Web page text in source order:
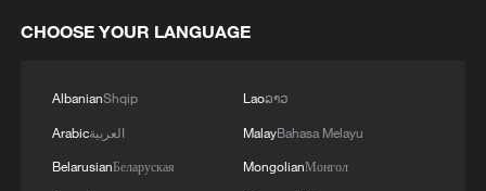
CHOOSE YOUR LANGUAGE
AlbanianShqip
Arabicالعربية
BelarusianБеларуская
Laoລາວ
MalayBahasa Melayu
MongolianМонгол